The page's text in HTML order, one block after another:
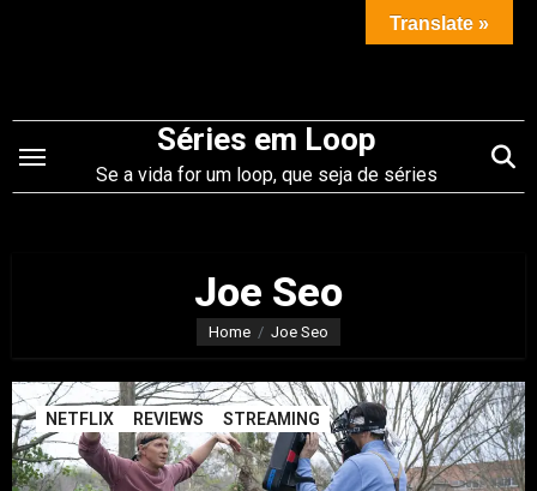
conteúdo
Séries em Loop
Se a vida for um loop, que seja de séries
Joe Seo
Home Joe Seo
NETFLIX REVIEWS STREAMING
Translate »